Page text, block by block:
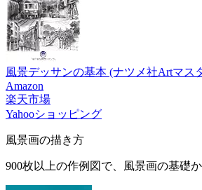
風景デッサンの基本 (ナツメ社Artマス
Amazon
楽天市場
Yahooショッピング
風景画の描き方
900枚以上の作例図で、風景画の基礎